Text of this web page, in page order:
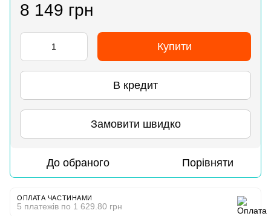
8 149 грн
Купити
В кредит
Замовити швидко
До обраного Порівняти
ОПЛАТА ЧАСТИНАМИ
5 платежів по 1 629.80 грн